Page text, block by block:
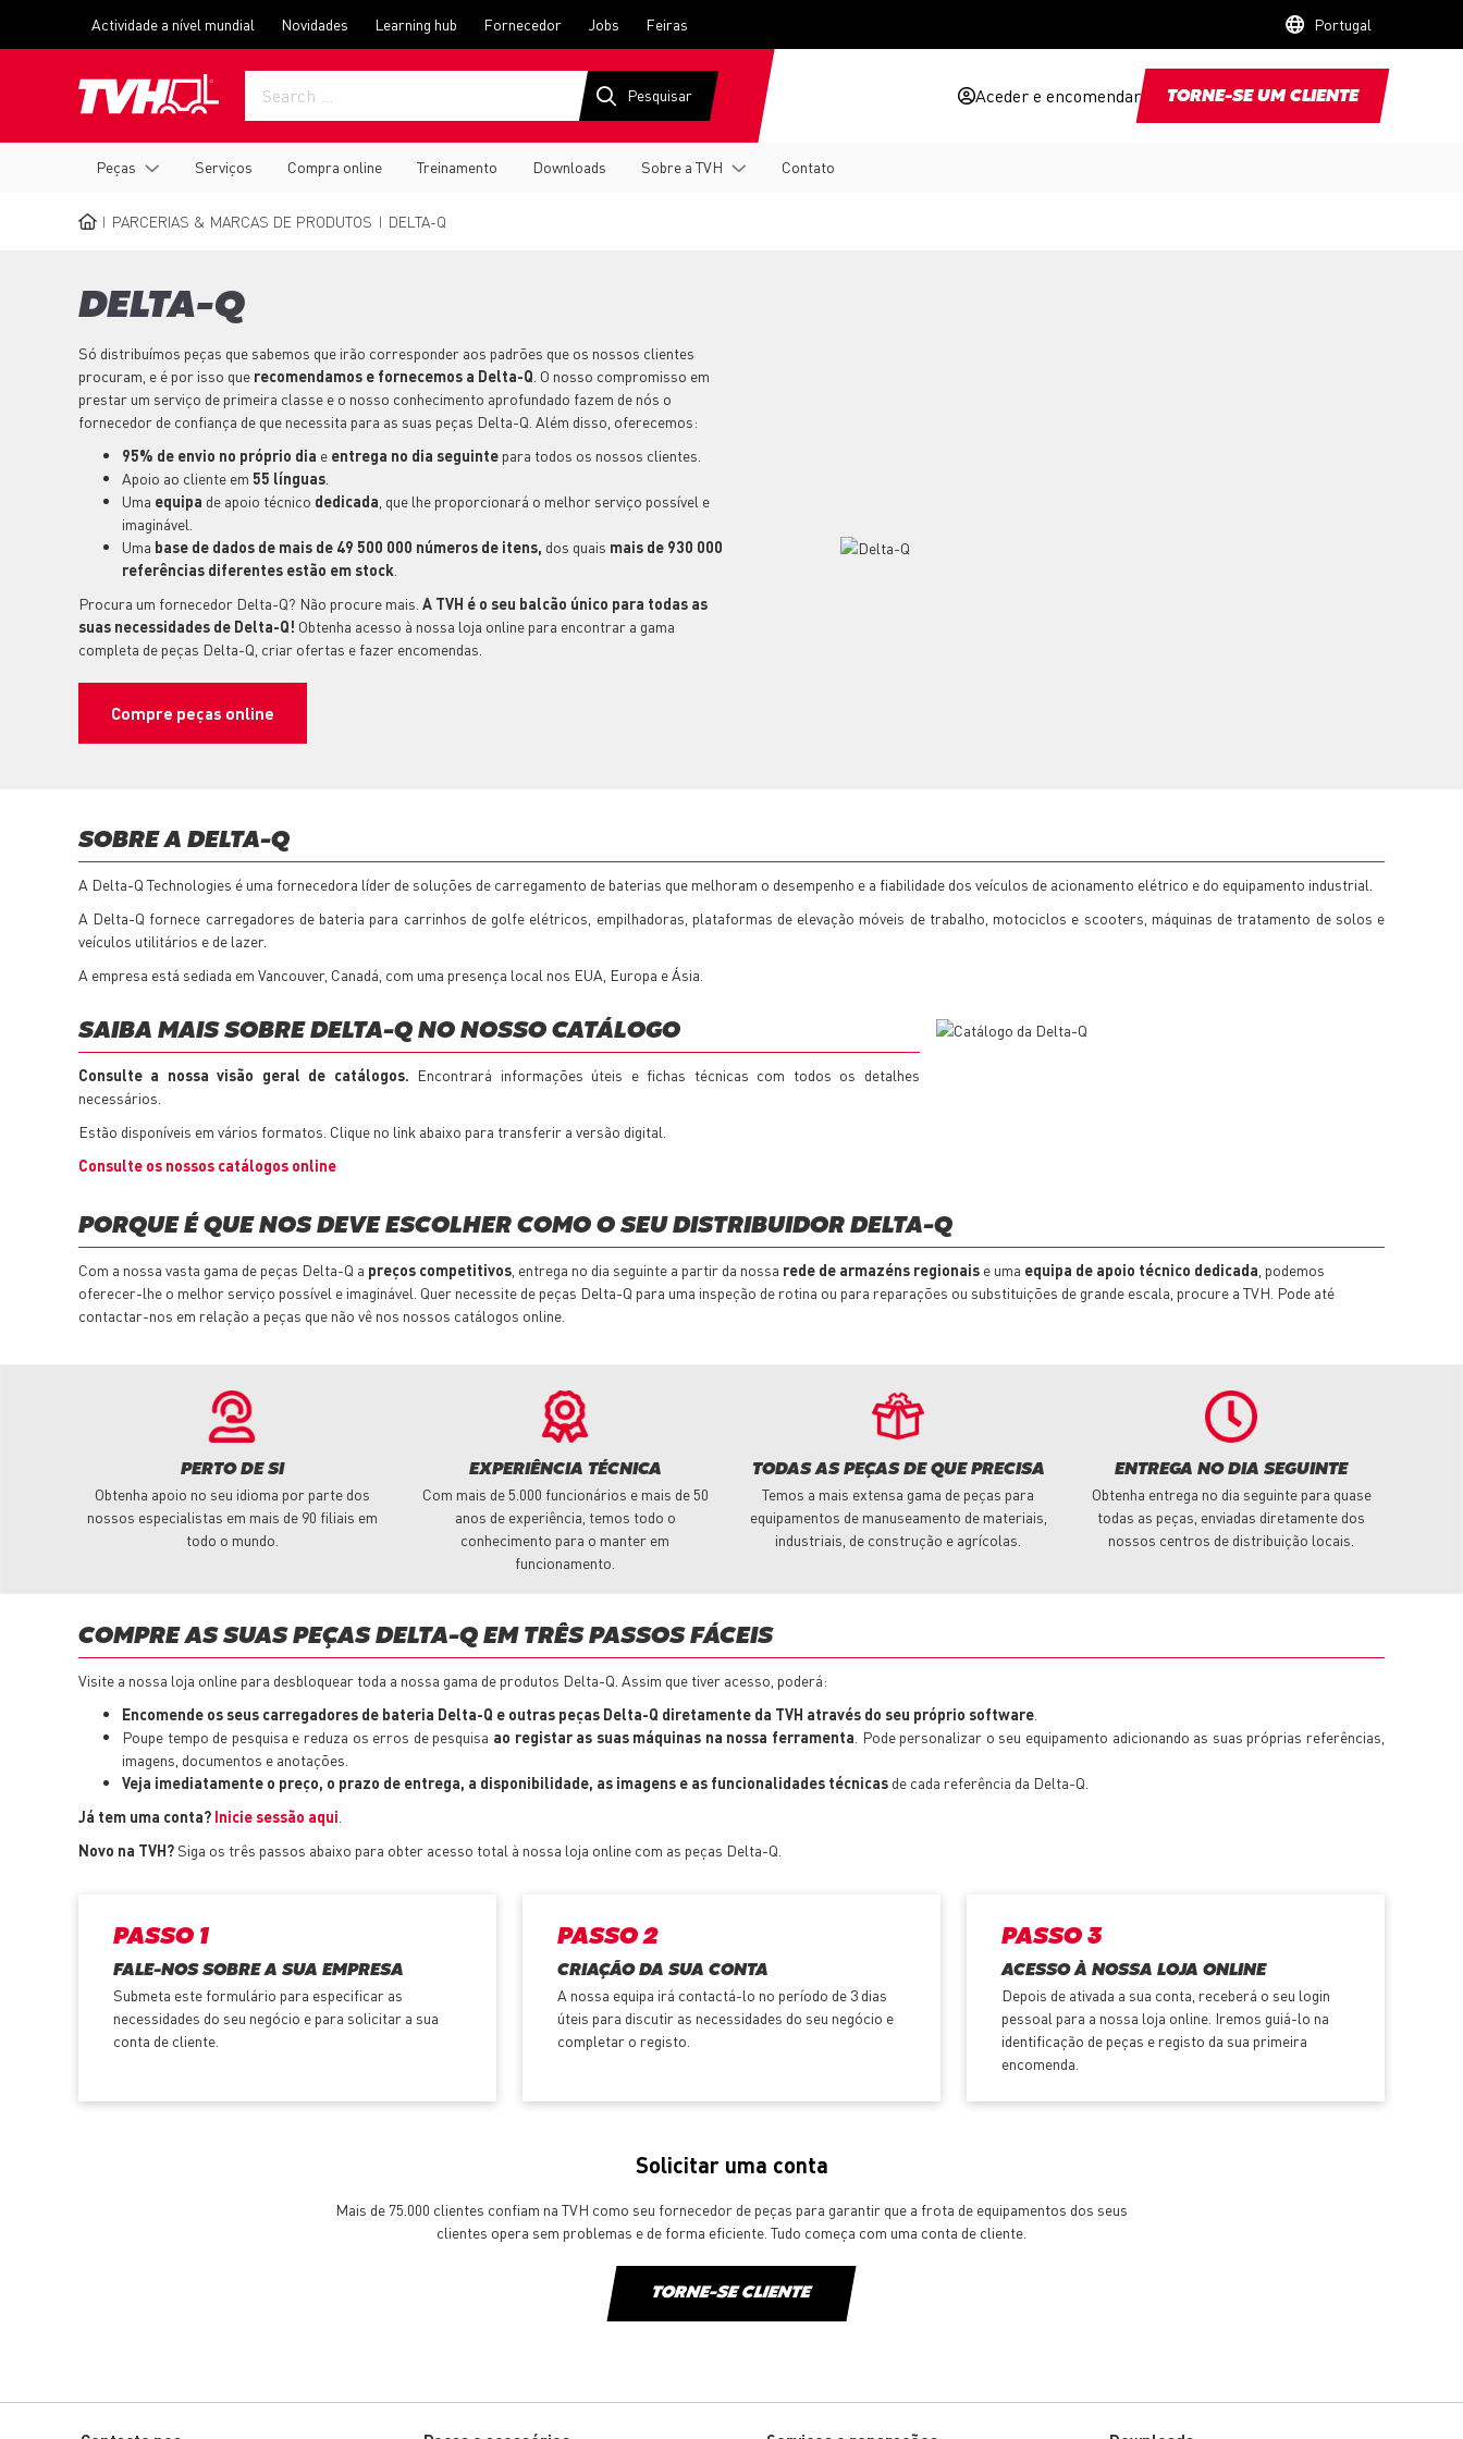
menu
Actividade a nível mundial Novidades Learning hub Fornecedor Jobs Feiras Portugal
Aceder e encomendar TORNE-SE UM CLIENTE
navigation
Peças Serviços Compra online Treinamento Downloads Sobre a TVH Contato
PARCERIAS & MARCAS DE PRODUTOS DELTA-Q
DELTA-Q
Só distribuímos peças que sabemos que irão corresponder aos padrões que os nossos clientes
procuram, e é por isso que recomendamos e fornecemos a Delta-Q . O nosso compromisso em
prestar um serviço de primeira classe e o nosso conhecimento aprofundado fazem de nós o
fornecedor de confiança de que necessita para as suas peças Delta-Q. Além disso, oferecemos:
95% de envio no próprio dia e entrega no dia seguinte para todos os nossos clientes.
Apoio ao cliente em 55 línguas
Uma equipa de apoio técnico dedicada , que lhe proporcionará o melhor serviço possível e
imaginável.
Uma base de dados de mais de 49 500 000 números de itens, dos quais mais de 930 000
referências diferentes estão em stock
Procura um fornecedor Delta-Q? Não procure mais. A TVH é o seu balcão único para todas as
suas necessidades de Delta-Q! Obtenha acesso à nossa loja online para encontrar a gama
completa de peças Delta-Q, criar ofertas e fazer encomendas.
Compre peças online
SOBRE A DELTA-Q
A Delta-Q Technologies é uma fornecedora líder de soluções de carregamento de baterias que melhoram o desempenho e a fiabilidade dos veículos de acionamento elétrico e do equipamento industrial.
A Delta-Q fornece carregadores de bateria para carrinhos de golfe elétricos, empilhadoras, plataformas de elevação móveis de trabalho, motociclos e scooters, máquinas de tratamento de solos e
veículos utilitários e de lazer.
A empresa está sediada em Vancouver, Canadá, com uma presença local nos EUA, Europa e Ásia.
SAIBA MAIS SOBRE DELTA-Q NO NOSSO CATÁLOGO
Consulte a nossa visão geral de catálogos. Encontrará informações úteis e fichas técnicas com todos os detalhes
necessários.
Estão disponíveis em vários formatos. Clique no link abaixo para transferir a versão digital.
Consulte os nossos catálogos online
PORQUE É QUE NOS DEVE ESCOLHER COMO O SEU DISTRIBUIDOR DELTA-Q
Com a nossa vasta gama de peças Delta-Q a preços competitivos , entrega no dia seguinte a partir da nossa rede de armazéns regionais e uma equipa de apoio técnico dedicada , podemos
oferecer-lhe o melhor serviço possível e imaginável. Quer necessite de peças Delta-Q para uma inspeção de rotina ou para reparações ou substituições de grande escala, procure a TVH. Pode até
contactar-nos em relação a peças que não vê nos nossos catálogos online.
PERTO DE SI
Obtenha apoio no seu idioma por parte dos
nossos especialistas em mais de 90 filiais em
todo o mundo.
EXPERIÊNCIA TÉCNICA
Com mais de 5.000 funcionários e mais de 50
anos de experiência, temos todo o
conhecimento para o manter em
funcionamento.
TODAS AS PEÇAS DE QUE PRECISA
Temos a mais extensa gama de peças para
equipamentos de manuseamento de materiais,
industriais, de construção e agrícolas.
ENTREGA NO DIA SEGUINTE
Obtenha entrega no dia seguinte para quase
todas as peças, enviadas diretamente dos
nossos centros de distribuição locais.
COMPRE AS SUAS PEÇAS DELTA-Q EM TRÊS PASSOS FÁCEIS
Visite a nossa loja online para desbloquear toda a nossa gama de produtos Delta-Q. Assim que tiver acesso, poderá:
Encomende os seus carregadores de bateria Delta-Q e outras peças Delta-Q diretamente da TVH através do seu próprio software
Poupe tempo de pesquisa e reduza os erros de pesquisa ao registar as suas máquinas na nossa ferramenta . Pode personalizar o seu equipamento adicionando as suas próprias referências,
imagens, documentos e anotações.
Veja imediatamente o preço, o prazo de entrega, a disponibilidade, as imagens e as funcionalidades técnicas de cada referência da Delta-Q.
Já tem uma conta? Inicie sessão aqui
Novo na TVH? Siga os três passos abaixo para obter acesso total à nossa loja online com as peças Delta-Q.
PASSO 1
FALE-NOS SOBRE A SUA EMPRESA
Submeta este formulário para especificar as
necessidades do seu negócio e para solicitar a sua
conta de cliente.
PASSO 2
CRIAÇÃO DA SUA CONTA
A nossa equipa irá contactá-lo no período de 3 dias
úteis para discutir as necessidades do seu negócio e
completar o registo.
PASSO 3
ACESSO À NOSSA LOJA ONLINE
Depois de ativada a sua conta, receberá o seu login
pessoal para a nossa loja online. Iremos guiá-lo na
identificação de peças e registo da sua primeira
encomenda.
Solicitar uma conta
Mais de 75.000 clientes confiam na TVH como seu fornecedor de peças para garantir que a frota de equipamentos dos seus
clientes opera sem problemas e de forma eficiente. Tudo começa com uma conta de cliente.
TORNE-SE CLIENTE